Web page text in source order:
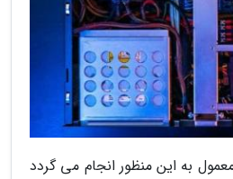
به این منظور انجام می گردد